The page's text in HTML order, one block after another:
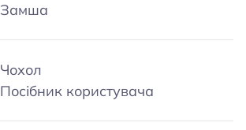
Замша
Чохол
Посібник користувача